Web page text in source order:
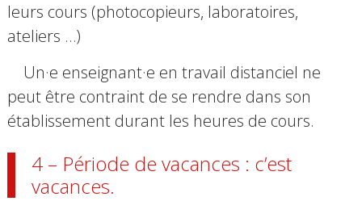
leurs cours (photocopieurs, laboratoires,
ateliers …)
Un·e enseignant·e en travail distanciel ne
peut être contraint de se rendre dans son
établissement durant les heures de cours.
4 – Période de vacances : c’est
vacances.